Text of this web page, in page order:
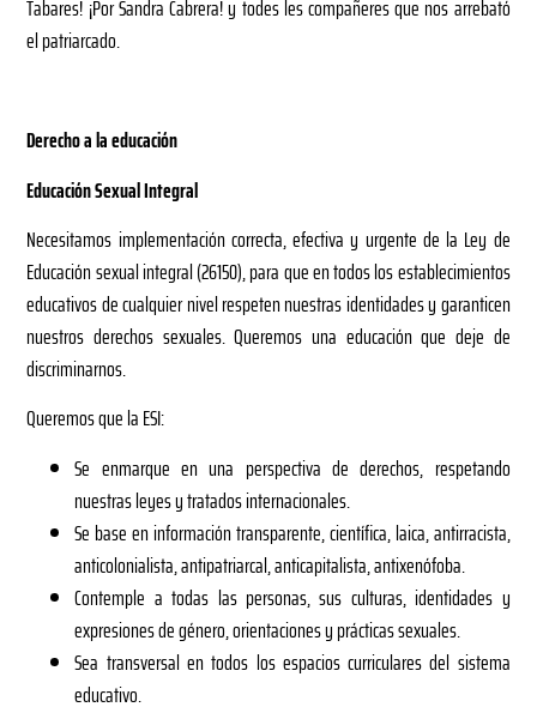
Tabares! ¡Por Sandra Cabrera! y todes les compañeres que nos arrebató
el patriarcado.
Derecho a la educación
Educación Sexual Integral
Necesitamos implementación correcta, efectiva y urgente de la Ley de
Educación sexual integral (26150), para que en todos los establecimientos
educativos de cualquier nivel respeten nuestras identidades y garanticen
nuestros derechos sexuales. Queremos una educación que deje de
discriminarnos.
Queremos que la ESI:
Se enmarque en una perspectiva de derechos, respetando
nuestras leyes y tratados internacionales.
Se base en información transparente, científica, laica, antirracista,
anticolonialista, antipatriarcal, anticapitalista, antixenófoba.
Contemple a todas las personas, sus culturas, identidades y
expresiones de género, orientaciones y prácticas sexuales.
Sea transversal en todos los espacios curriculares del sistema
educativo.